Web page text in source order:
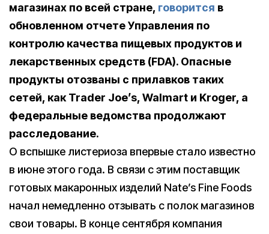
магазинах по всей стране, говорится в
обновленном отчете Управления по
контролю качества пищевых продуктов и
лекарственных средств (FDA). Опасные
продукты отозваны с прилавков таких
сетей, как Trader Joe’s, Walmart и Kroger, а
федеральные ведомства продолжают
расследование.
О вспышке листериоза впервые стало известно
в июне этого года. В связи с этим поставщик
готовых макаронных изделий Nate’s Fine Foods
начал немедленно отзывать с полок магазинов
свои товары. В конце сентября компания